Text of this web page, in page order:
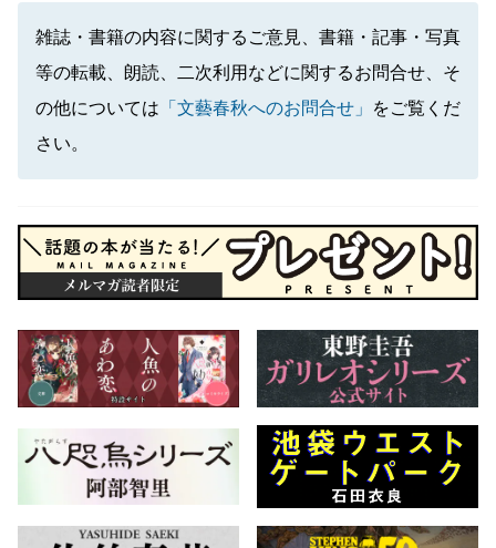
雑誌・書籍の内容に関するご意見、書籍・記事・写真
等の転載、朗読、二次利用などに関するお問合せ、そ
の他については 「文藝春秋へのお問合せ」
をご覧くだ
さい。